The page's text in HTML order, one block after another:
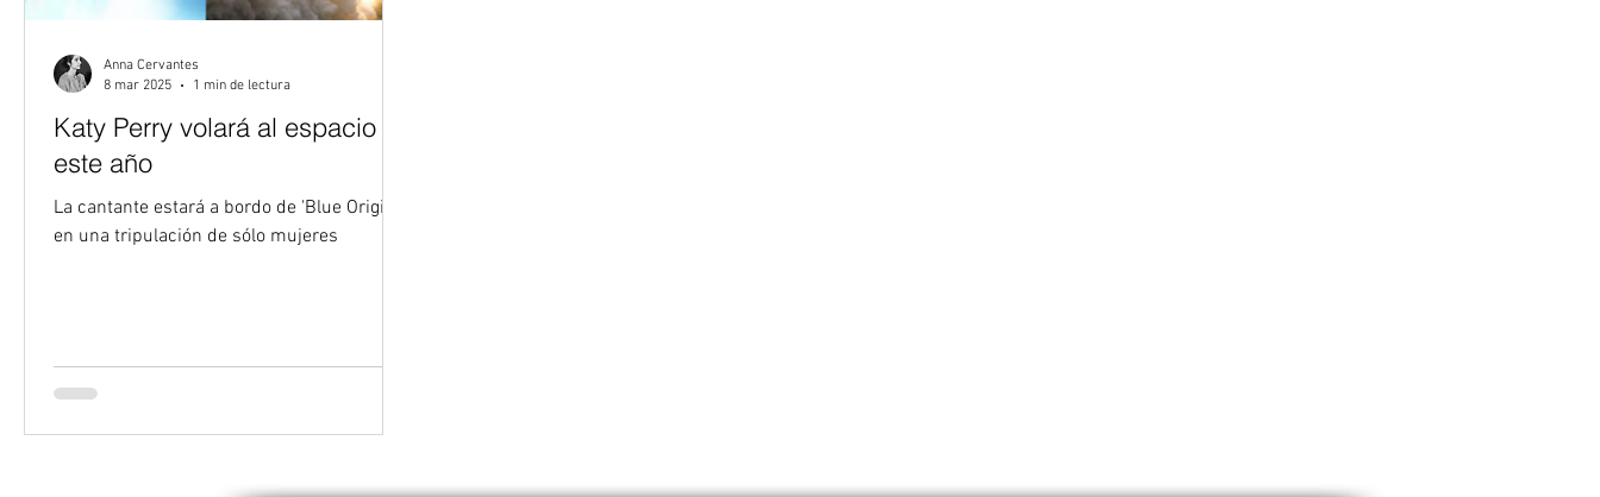
Katy Perry volará al espacio
este año
La cantante estará a bordo de 'Blue Origin'
en una tripulación de sólo mujeres
Anna Cervantes
8 mar 2025
1 min de lectura